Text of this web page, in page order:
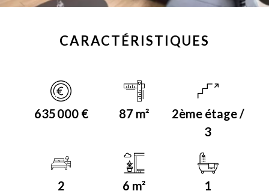
CARACTÉRISTIQUES
635 000 € 87 m²
2ème étage /
3
2 6 m² 1